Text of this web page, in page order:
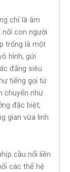
chỉ là âm
nối con người
trống là một
hình, gửi
đấng siêu
tiếng gọi từ
chuyển như
đặc biệt,
gian vừa linh
cầu nối liền
các thế hệ